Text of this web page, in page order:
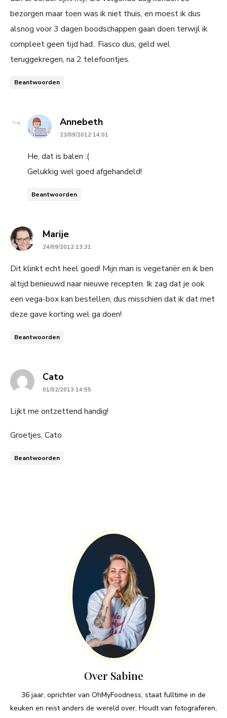
bezorgen maar toen was ik niet thuis, en moest ik dus
alsnog voor 3 dagen boodschappen gaan doen terwijl ik
compleet geen tijd had.. Fiasco dus, geld wel
teruggekregen, na 2 telefoontjes.
Beantwoorden
Annebethsays:
23/09/2012 14:01
He, dat is balen :(
Gelukkig wel goed afgehandeld!
Beantwoorden
Marijesays:
24/09/2012 13:31
Dit klinkt echt heel goed! Mijn man is vegetariër en ik ben
altijd benieuwd naar nieuwe recepten. Ik zag dat je ook
een vega-box kan bestellen, dus misschien dat ik dat met
deze gave korting wel ga doen!
Beantwoorden
Cato
01/02/2013 14:55
Lijkt me ontzettend handig!
Groetjes, Cato
Beantwoorden
Over Sabine
36 jaar, oprichter van OhMyFoodness, staat fulltime in de
keuken en reist anders de wereld over. Houdt van fotograferen,